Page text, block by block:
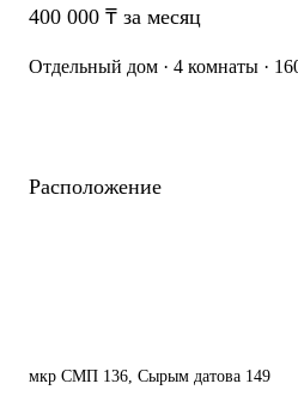
400 000 ₸ за месяц
Отдельный дом · 4 комнаты ·
Расположение
мкр СМП 136, Сырым датова 149